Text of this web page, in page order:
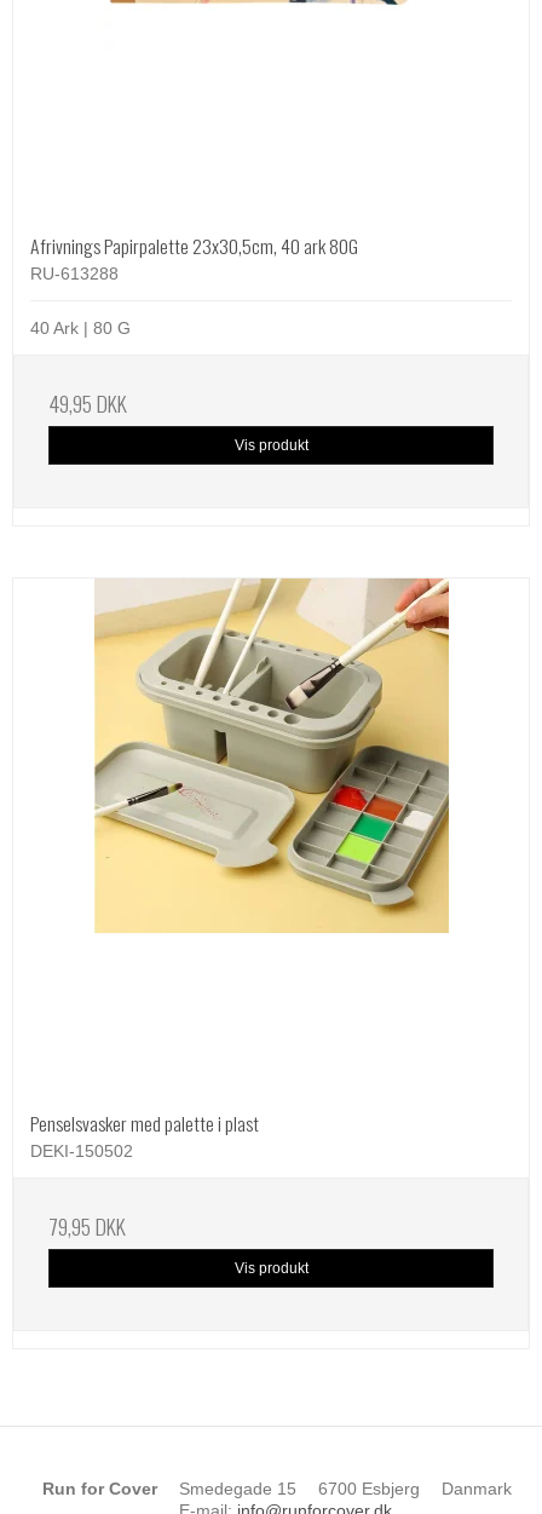
Afrivnings Papirpalette 23x30,5cm, 40 ark 80G
RU-613288
40 Ark | 80 G
49,95 DKK
Vis produkt
Penselsvasker med palette i plast
DEKI-150502
79,95 DKK
Vis produkt
Run for Cover Smedegade 15 6700 Esbjerg
Danmark
E-mail: info@runforcover.dk